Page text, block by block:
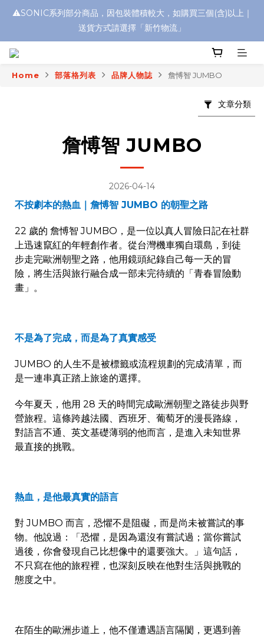
浮水太陽眼鏡🌊 全面升級新上市🎉
⚠️SONIC系列部分商品，因包裝體積較大，如購買三個(含)以上｜
送貨方式請選擇「新竹物流」
Home 部落格列表 品牌人物誌 詹愽智 JUMBO
文章分類
詹愽智 JUMBO
2026-04-14
不按劇本的熱血｜詹愽智 JUMBO 的朝聖之路
22 歲的 詹愽智 JUMBO ，是一位以真人冒險日記在社群
上迅速竄紅的年輕創作者。從台灣機車獨自環島，到徒
步走完歐洲朝聖之路，他用鏡頭紀錄自己每一天的冒
險，將生活與旅行融合成一部未完待續的「青春冒險動
畫」。
不是為了完成，而是為了真實感受
JUMBO 的人生不是被標籤或流程規劃的完成清單，而
是一連串真正踏上旅途的選擇。
今年夏天，他用 28 天的時間完成歐洲朝聖之路徒步與野
營旅程。這條跨越法國、西班牙、葡萄牙的漫長路線，
對語言不通、英文基礎薄弱的他而言，是進入未知世界
最直接的挑戰。
熱血，是他最真實的語言
對JUMBO 而言，恐懼不是阻礙，而是尚未被嘗試的事
物。他說過：「恐懼，是因為還沒有嘗試過；當你嘗試
過後，你會發現自己比想像中的還要強大。」這句話，
不只寫在他的旅程裡，也深刻反映在他對生活與挑戰的
態度之中。
在陌生的歐洲步道上，他不僅遭遇語言隔閡，更遇到善